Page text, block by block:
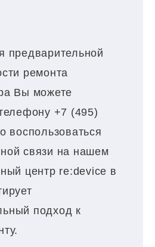
предварительной
ремонта
Вы можете
+7 (495)
воспользоваться
связи на нашем
центр re:device в
подход к